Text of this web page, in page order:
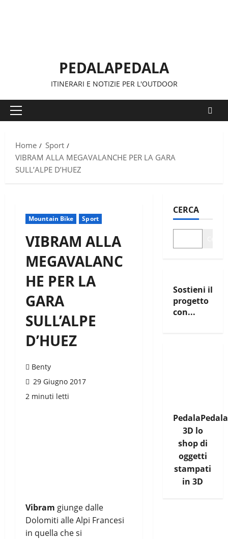
PEDALAPEDALA
ITINERARI E NOTIZIE PER L'OUTDOOR
Menu
Home
Sport
VIBRAM ALLA MEGAVALANCHE PER LA GARA
SULL’ALPE D’HUEZ
Mountain Bike Sport
VIBRAM ALLA
MEGAVALANC
HE PER LA
GARA
SULL’ALPE
D’HUEZ
Benty
29 Giugno 2017
2 minuti letti
Vibram giunge dalle
Dolomiti alle Alpi Francesi
in quella che si
CERCA
Sostieni il
progetto
con...
PedalaPedala
3D lo
shop di
oggetti
stampati
in 3D